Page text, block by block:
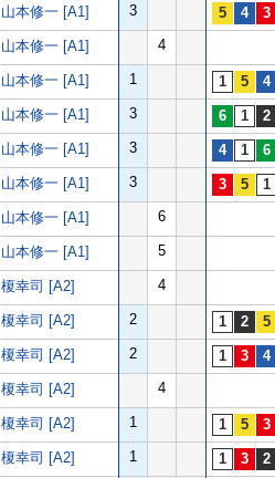
山本修一 [A1] 3
山本修一 [A1] 4
山本修一 [A1] 1
山本修一 [A1] 3
山本修一 [A1] 3
山本修一 [A1] 3
山本修一 [A1] 6
山本修一 [A1] 5
榎幸司 [A2] 4
榎幸司 [A2] 2
榎幸司 [A2] 2
榎幸司 [A2] 4
榎幸司 [A2] 1
榎幸司 [A2] 1